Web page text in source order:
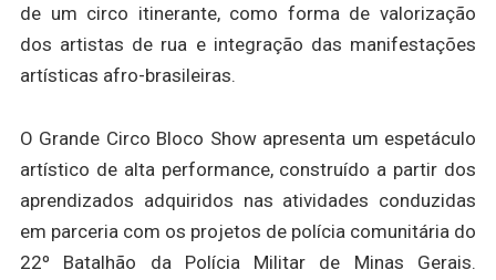
de um circo itinerante, como forma de valorização
dos artistas de rua e integração das manifestações
artísticas afro-brasileiras.
O Grande Circo Bloco Show apresenta um espetáculo
artístico de alta performance, construído a partir dos
aprendizados adquiridos nas atividades conduzidas
em parceria com os projetos de polícia comunitária do
22º Batalhão da Polícia Militar de Minas Gerais.